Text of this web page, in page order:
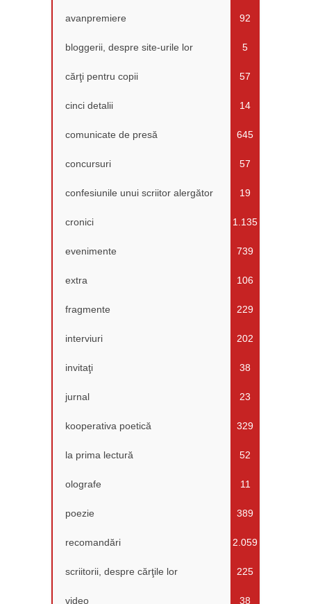
avanpremiere 92
bloggerii, despre site-urile lor 5
cărţi pentru copii 57
cinci detalii 14
comunicate de presă 645
concursuri 57
confesiunile unui scriitor alergător 19
cronici 1.135
evenimente 739
extra 106
fragmente 229
interviuri 202
invitaţi 38
jurnal 23
kooperativa poetică 329
la prima lectură 52
olografe 11
poezie 389
recomandări 2.059
scriitorii, despre cărţile lor 225
video 38